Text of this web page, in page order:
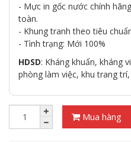
- Mực in gốc nước chính
toàn.
- Khung tranh theo tiêu
- Tình trạng: Mới 100%
HDSD: Kháng khuẩn, kháng
phòng làm việc, khu trang
Mua hàng